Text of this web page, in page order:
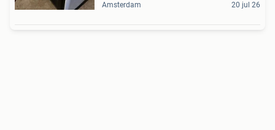
Amsterdam 20 jul 26